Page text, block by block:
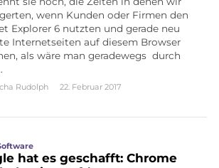
wenn Kunden oder Firmen den
Explorer 6 nutzten und gerade neu
Internetseiten auf diesem Browser
als wäre man geradewegs durch
Rudolph 22. Februar 2017
hat es geschafft: Chrome